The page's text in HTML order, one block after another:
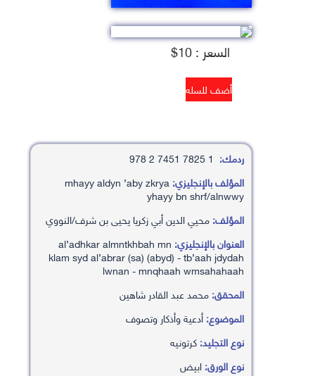
السعر : 10$
ردمك:
المؤلف بالإنجليزي:mhayy aldyn ’aby zkrya
yhayy bn shrf/alnwwy
المؤلف:محيي الدين أبي زكريا يحيى بن شرف/النووي
العنوان بالإنجليزي: al’adhkar almntkhbah mn
klam syd al’abrar (sa) (abyd) - tb’aah jdydah
lwnan - mnqhaah wmsahahaah
المحقق:محمد عبد القادر شاهين
الموضوع:أدعية وأذكار وتصوف
نوع التجليد:كرتونيه
نوع الورق:ابيض